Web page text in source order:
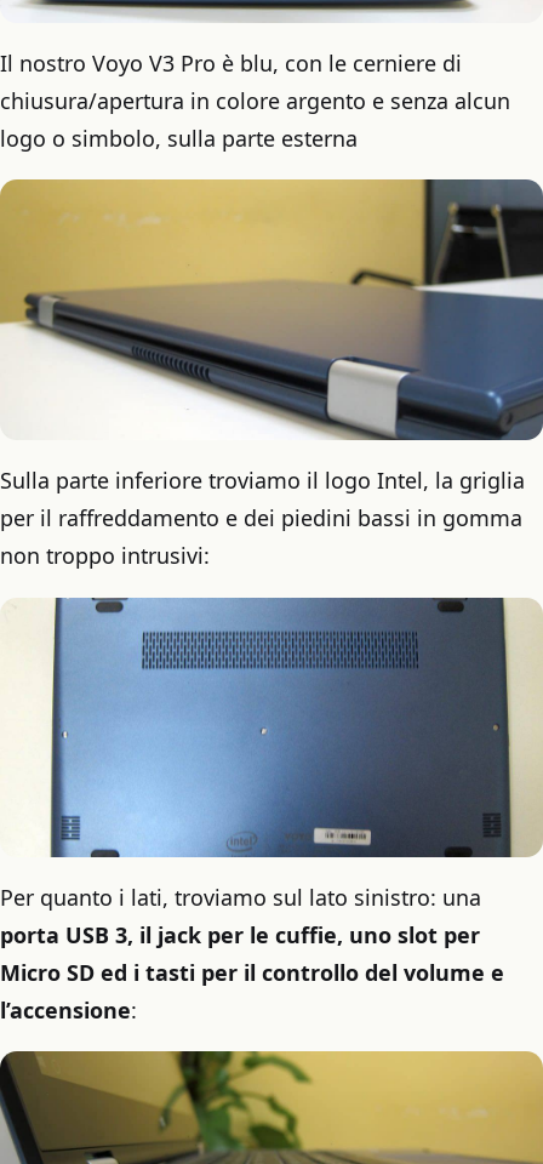
Il nostro Voyo V3 Pro è blu, con le cerniere di
chiusura/apertura in colore argento e senza alcun
logo o simbolo, sulla parte esterna
Sulla parte inferiore troviamo il logo Intel, la griglia
per il raffreddamento e dei piedini bassi in gomma
non troppo intrusivi:
Per quanto i lati, troviamo sul lato sinistro: una
porta USB 3, il jack per le cuffie, uno slot per
Micro SD ed i tasti per il controllo del volume e
l’accensione: